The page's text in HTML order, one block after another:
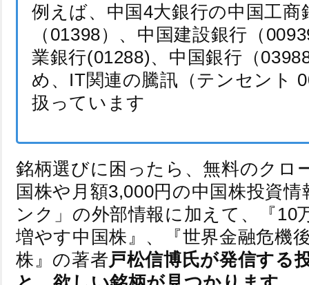
例えば、中国4大銀行の中国工商
（01398）、中国建設銀行（
業銀行(01288)、中国銀行（
め、IT関連の騰訊（テンセント
扱っています
銘柄選びに困ったら、無料のクロ
国株や月額3,000円の中国株投資
ンク」の外部情報に加えて、『10
増やす中国株』、『世界金融危機
株』の著者戸松信博氏が発信する